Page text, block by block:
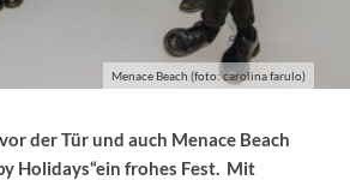
Menace Beach (foto: carolina farulo)
der Tür und auch Menace Beach
Holidays“ein frohes Fest. Mit